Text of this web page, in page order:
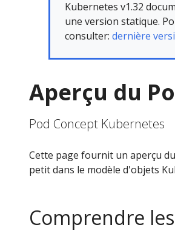
Kubernetes v1.32
une version statique.
consulter: dernière
Aperçu du
Pod Concept Kubernetes
Cette page fournit un aperçu du
petit dans le modèle d'objets
Comprendre